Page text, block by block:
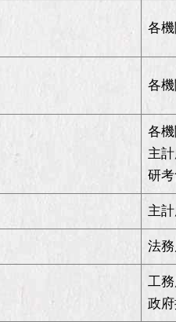
各機
各機
各機
主
研
主
法
工
政